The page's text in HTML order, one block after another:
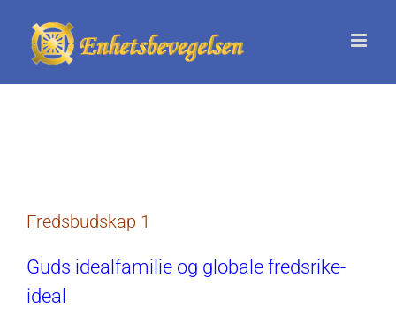
content
Fredsbudskap 1
Guds idealfamilie og globale fredsrike-
ideal